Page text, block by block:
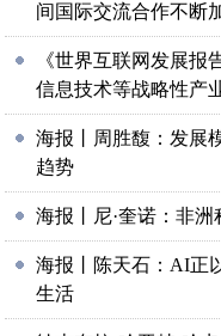
间国际交流合作不断
《世界互联网发展报
信息技术等战略性产
海报丨周胜馥：发展
趋势
海报丨尼·奎诺：非
海报丨陈天石：AI正
生活